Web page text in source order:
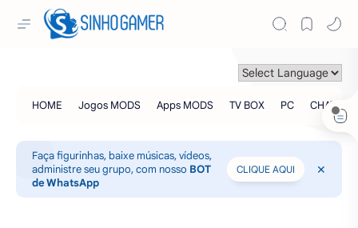
Faça figurinhas, baixe músicas, vídeos,
administre seu grupo, com nosso BOT
de WhatsApp
CLIQUE AQUI